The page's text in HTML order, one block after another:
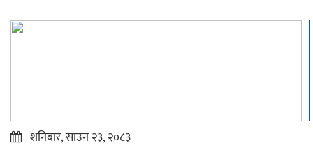
शनिबार, साउन २३, २०८३